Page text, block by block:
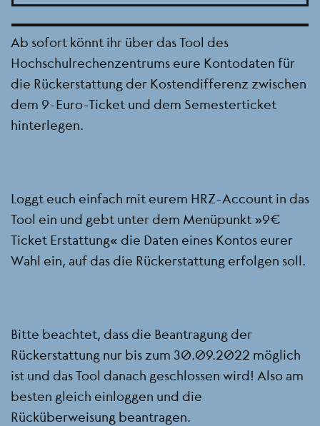
- English Version below -
Ab sofort könnt ihr über das Tool des
Hochschulrechenzentrums eure Kontodaten für
die Rückerstattung der Kostendifferenz zwischen
dem 9-Euro-Ticket und dem Semesterticket
hinterlegen.
Loggt euch einfach mit eurem HRZ-Account in das
Tool ein und gebt unter dem Menüpunkt „9€
Ticket Erstattung“ die Daten eines Kontos eurer
Wahl ein, auf das die Rückerstattung erfolgen soll.
Bitte beachtet, dass die Beantragung der
Rückerstattung nur bis zum 30.09.2022 möglich
ist und das Tool danach geschlossen wird! Also am
besten gleich einloggen und die
Rücküberweisung beantragen.